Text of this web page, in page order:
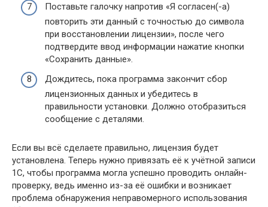
Поставьте галочку напротив «Я согласен(-а)
повторить эти данный с точностью до символа
при восстановлении лицензии», после чего
подтвердите ввод информации нажатие кнопки
«Сохранить данные».
Дождитесь, пока программа закончит сбор
лицензионных данных и убедитесь в
правильности установки. Должно отобразиться
сообщение с деталями.
Если вы всё сделаете правильно, лицензия будет
установлена. Теперь нужно привязать её к учётной записи
1С, чтобы программа могла успешно проводить онлайн-
проверку, ведь именно из-за её ошибки и возникает
проблема обнаружения неправомерного использования